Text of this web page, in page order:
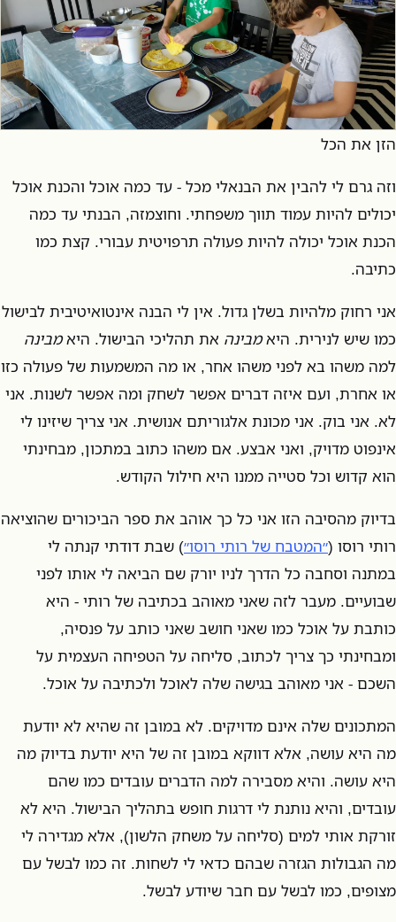
הזן את הכל
וזה גרם לי להבין את הבנאלי מכל - עד כמה אוכל והכנת אוכל
יכולים להיות עמוד תווך משפחתי. וחוצמזה, הבנתי עד כמה
הכנת אוכל יכולה להיות פעולה תרפויטית עבורי. קצת כמו
כתיבה.
אני רחוק מלהיות בשלן גדול. אין לי הבנה אינטואיטיבית לבישול
כמו שיש לנירית. היאמבינה את תהליכי הבישול. היאמבינה
למה משהו בא לפני משהו אחר, או מה המשמעות של פעולה כזו
או אחרת, ועם איזה דברים אפשר לשחק ומה אפשר לשנות. אני
לא. אני בוק. אני מכונת אלגוריתם אנושית. אני צריך שיזינו לי
אינפוט מדויק, ואני אבצע. אם משהו כתוב במתכון, מבחינתי
הוא קדוש וכל סטייה ממנו היא חילול הקודש.
בדיוק מהסיבה הזו אני כל כך אוהב את ספר הביכורים שהוציאה
רותי רוסו (״המטבח של רותי רוסו״) שבת דודתי קנתה לי
במתנה וסחבה כל הדרך לניו יורק שם הביאה לי אותו לפני
שבועיים. מעבר לזה שאני מאוהב בכתיבה של רותי - היא
כותבת על אוכל כמו שאני חושב שאני כותב על פנסיה,
ומבחינתי כך צריך לכתוב, סליחה על הטפיחה העצמית על
השכם - אני מאוהב בגישה שלה לאוכל ולכתיבה על אוכל.
המתכונים שלה אינם מדויקים. לא במובן זה שהיא לא יודעת
מה היא עושה, אלא דווקא במובן זה של היא יודעת בדיוק מה
היא עושה. והיא מסבירה למה הדברים עובדים כמו שהם
עובדים, והיא נותנת לי דרגות חופש בתהליך הבישול. היא לא
זורקת אותי למים (סליחה על משחק הלשון), אלא מגדירה לי
מה הגבולות הגזרה שבהם כדאי לי לשחות. זה כמו לבשל עם
מצופים, כמו לבשל עם חבר שיודע לבשל.